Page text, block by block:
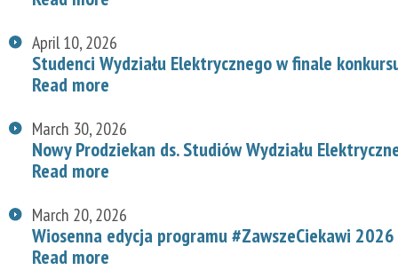
April 10, 2026
Studenci Wydziału Elektrycznego w finale
Read more
March 30, 2026
Nowy Prodziekan ds. Studiów Wydziału
Read more
March 20, 2026
Wiosenna edycja programu #ZawszeCiekawi
Read more